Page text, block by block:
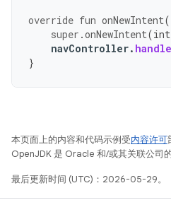
override fun onNewIntent(
super .onNewIntent(
navController.
}
本页面上的内容和代码示例受内容许可
OpenJDK 是 Oracle 和/或其关联公司的
最后更新时间 (UTC)：2026-05-29。